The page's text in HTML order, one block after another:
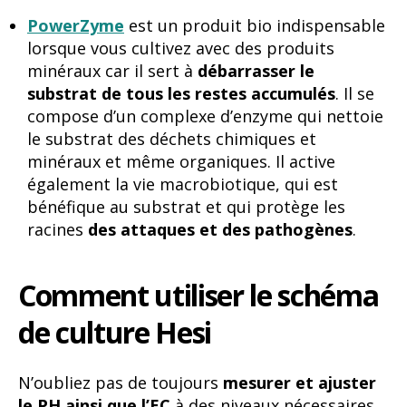
PowerZyme est un produit bio indispensable
lorsque vous cultivez avec des produits
minéraux car il sert à débarrasser le
substrat de tous les restes accumulés. Il se
compose d’un complexe d’enzyme qui nettoie
le substrat des déchets chimiques et
minéraux et même organiques. Il active
également la vie macrobiotique, qui est
bénéfique au substrat et qui protège les
racines des attaques et des pathogènes.
Comment utiliser le schéma
de culture Hesi
N’oubliez pas de toujours mesurer et ajuster